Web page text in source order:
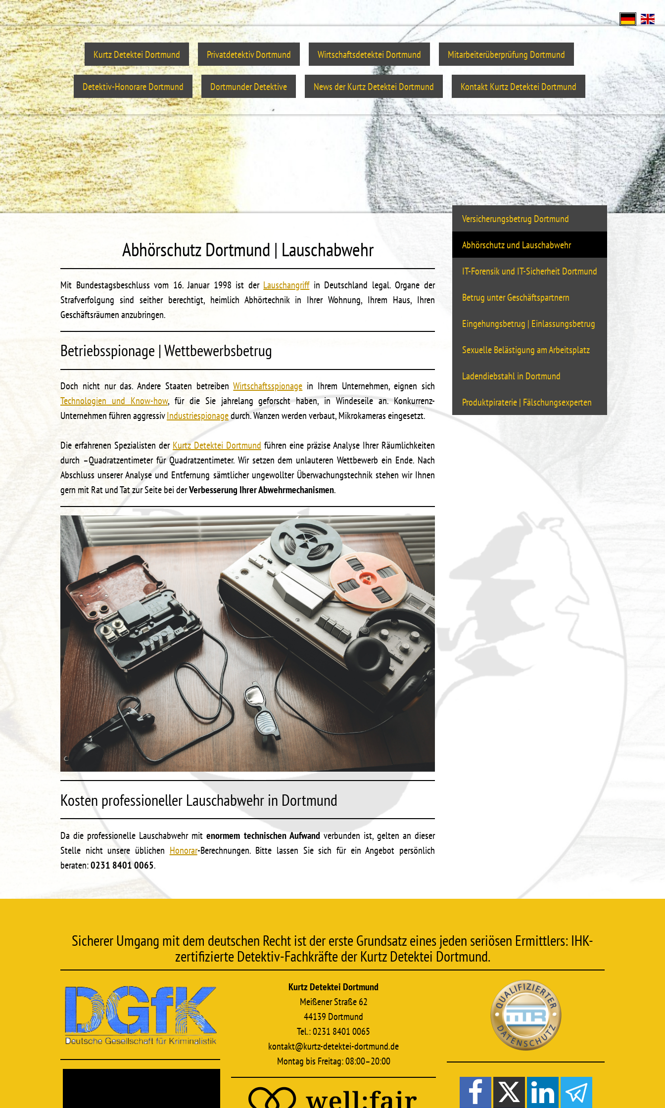
Kurtz Detektei Dortmund Privatdetektiv Dortmund Wirtschaftsdetektei Dortmund Mitarbeiterüberprüfung Dortmund
Detektiv-Honorare Dortmund Dortmunder Detektive News der Kurtz Detektei Dortmund Kontakt Kurtz Detektei Dortmund
Abhörschutz Dortmund | Lauschabwehr
Mit Bundestagsbeschluss vom 16. Januar 1998 ist der Lauschangriffin Deutschland legal. Organe der
Strafverfolgung sind seither berechtigt, heimlich Abhörtechnik in Ihrer Wohnung, Ihrem Haus, Ihren
Geschäftsräumen anzubringen.
Betriebsspionage | Wettbewerbsbetrug
Doch nicht nur das. Andere Staaten betreibenWirtschaftsspionage in Ihrem Unternehmen, eignen sich
Technologien und Know-how, für die Sie jahrelang geforscht haben, in Windeseile an. Konkurrenz-
Unternehmen führen aggressivIndustriespionagedurch. Wanzen werden verbaut, Mikrokameras eingesetzt.
Die erfahrenen Spezialisten der Kurtz Detektei Dortmund führen eine präzise Analyse Ihrer Räumlichkeiten
durch –Quadratzentimeter für Quadratzentimeter. Wir setzen dem unlauteren Wettbewerb ein Ende. Nach
Abschluss unserer Analyse und Entfernung sämtlicher ungewollter Überwachungstechnik stehen wir Ihnen
gern mit Rat und Tat zur Seite bei derVerbesserung Ihrer Abwehrmechanismen.
Kosten professioneller Lauschabwehr in Dortmund
Da die professionelle Lauschabwehr mitenormem technischen Aufwandverbunden ist, gelten an dieser
Stelle nicht unsere üblichen Honorar-Berechnungen. Bitte lassen Sie sich für ein Angebot persönlich
beraten:0231 8401 0065.
Versicherungsbetrug Dortmund
Abhörschutz und Lauschabwehr
IT-Forensik und IT-Sicherheit Dortmund
Betrug unter Geschäftspartnern
Eingehungsbetrug | Einlassungsbetrug
Sexuelle Belästigung am Arbeitsplatz
Ladendiebstahl in Dortmund
Produktpiraterie | Fälschungsexperten
Sicherer Umgang mit dem deutschen Recht ist der erste Grundsatz eines jeden seriösen Ermittlers: IHK-
zertifizierte Detektiv-Fachkräfte der Kurtz Detektei Dortmund.
Kurtz Detektei Dortmund
Meißener Straße 62
44139 Dortmund
Tel.: 0231 8401 0065
kontakt@kurtz-detektei-dortmund.de
Montag bis Freitag: 08:00–20:00